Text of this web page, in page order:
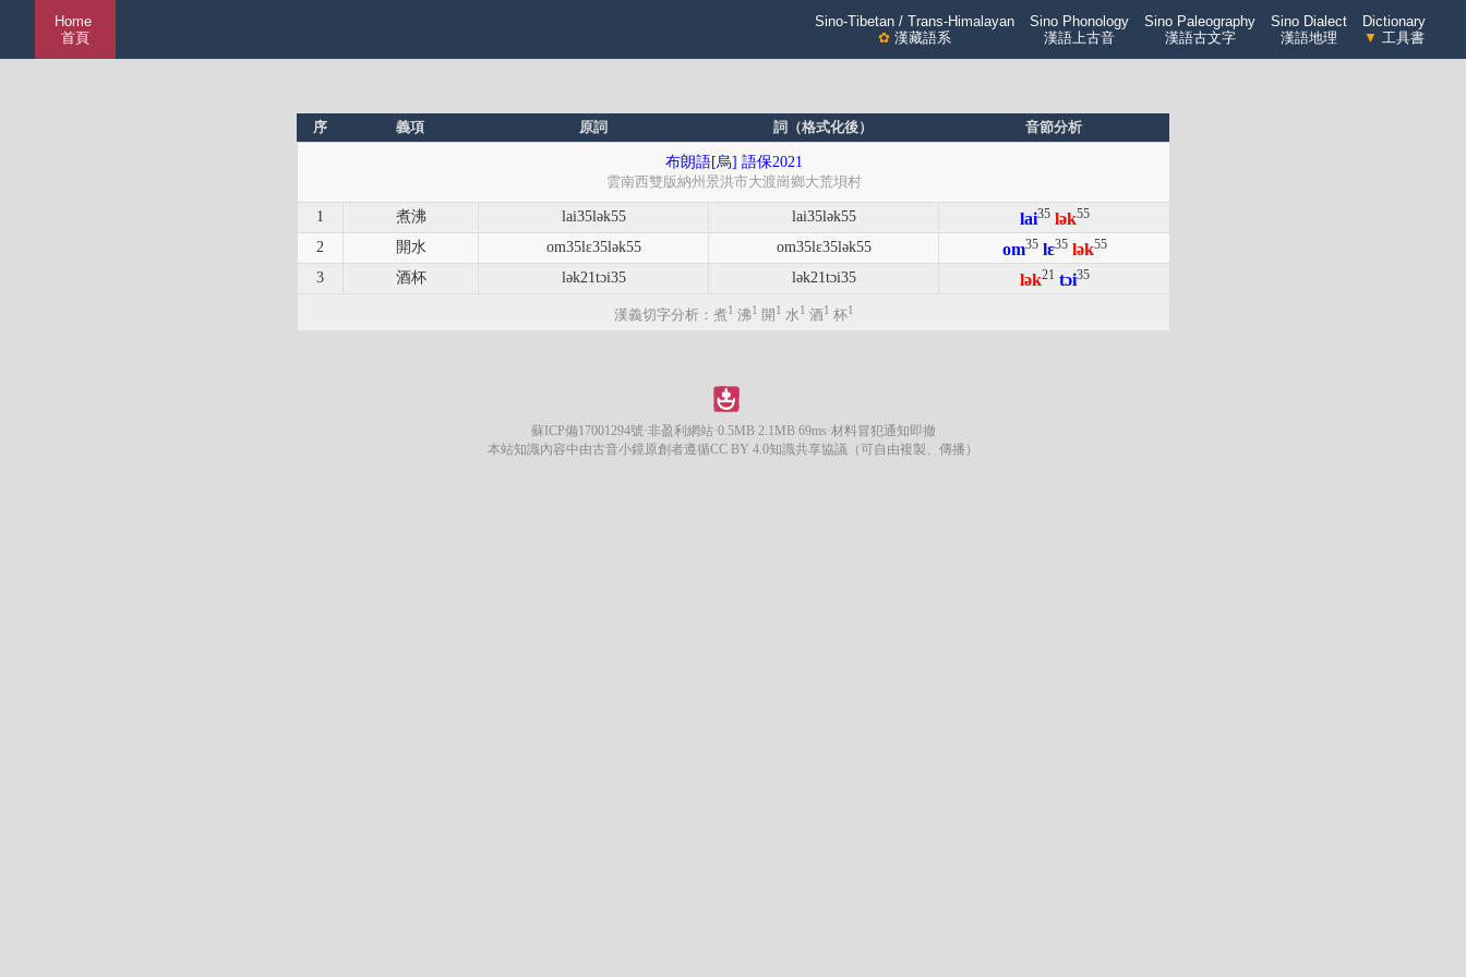
Home
首頁
Sino-Tibetan / Trans-Himalayan
✿ 漢藏語系
Sino Phonology
漢語上古音
Sino Paleography
漢語古文字
Sino Dialect
漢語地理
Dictionary
▼ 工具書
序 義項 原詞 詞（格式化後） 音節分析
布朗語[烏] 語保2021
雲南西雙版納州景洪市大渡崗鄉大荒垻村
1 煮沸 lai35lək55 lai35lək55 lai35 lək55
2 開水 om35lɛ35lək55 om35lɛ35lək55 om35 lɛ35 lək55
3 酒杯 lək21tɔi35 lək21tɔi35 lək21 tɔi35
漢義切字分析：煮1 沸1 開 1 水1 酒1 杯1
蘇ICP備17001294號·非盈利網站·0.5MB 2.1MB 69ms·材料冒犯通知即撤
本站知識內容中由古音小鏡原創者遵循CC BY 4.0知識共享協議（可自由複製、傳播）